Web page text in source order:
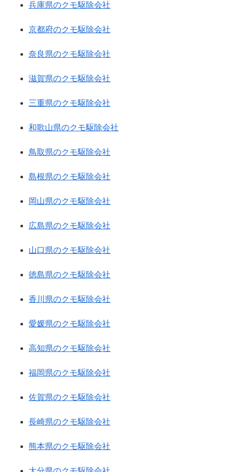
兵庫県のクモ駆除会社
京都府のクモ駆除会社
奈良県のクモ駆除会社
滋賀県のクモ駆除会社
三重県のクモ駆除会社
和歌山県のクモ駆除会社
鳥取県のクモ駆除会社
島根県のクモ駆除会社
岡山県のクモ駆除会社
広島県のクモ駆除会社
山口県のクモ駆除会社
徳島県のクモ駆除会社
香川県のクモ駆除会社
愛媛県のクモ駆除会社
高知県のクモ駆除会社
福岡県のクモ駆除会社
佐賀県のクモ駆除会社
長崎県のクモ駆除会社
熊本県のクモ駆除会社